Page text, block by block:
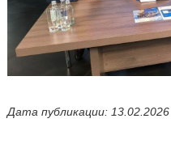
Дата публикации: